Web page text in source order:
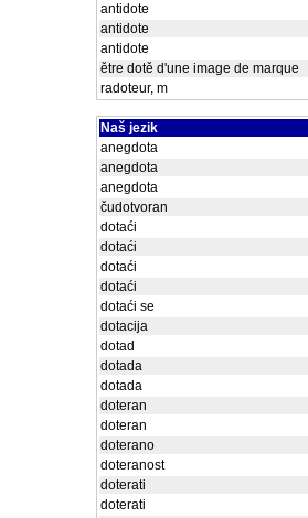
antidote
antidote
antidote
ětre dotě d'une image de marque
radoteur, m
Naš jezik
anegdota
anegdota
anegdota
čudotvoran
dotaći
dotaći
dotaći
dotaći
dotaći se
dotacija
dotad
dotada
dotada
doteran
doteran
doterano
doteranost
doterati
doterati